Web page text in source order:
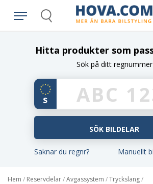
Search
Hitta produkter som
Sök på ditt regnummer
Saknar du regnr? Manuellt
Hem / Reservdelar/Avgassystem /Tryckslang/